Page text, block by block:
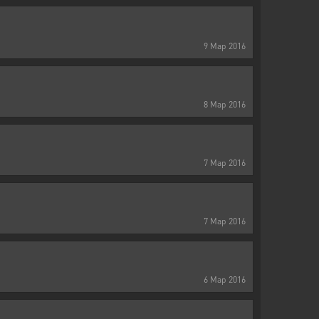
9 Мар 2016
8 Мар 2016
7 Мар 2016
7 Мар 2016
6 Мар 2016